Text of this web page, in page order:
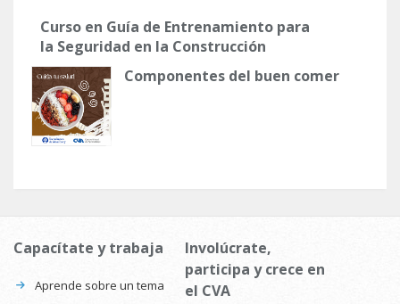
Curso en Guía de Entrenamiento para
la Seguridad en la Construcción
Componentes del buen comer
Capacítate y trabaja
Aprende sobre un tema
Involúcrate,
participa y crece en
el CVA